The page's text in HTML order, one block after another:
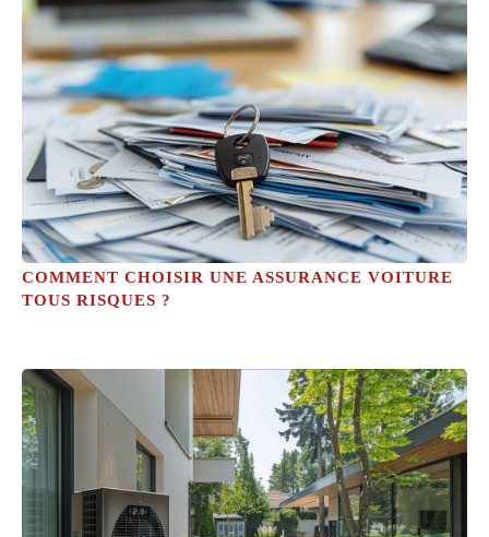
COMMENT CHOISIR UNE ASSURANCE VOITURE
TOUS RISQUES ?